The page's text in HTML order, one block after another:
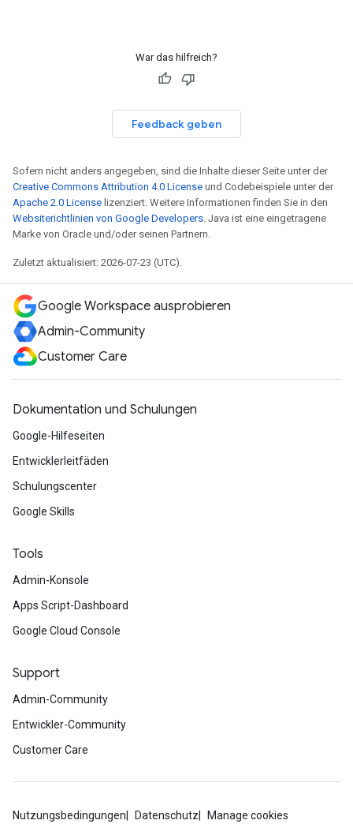
War das hilfreich?
Feedback geben
Sofern nicht anders angegeben, sind die Inhalte dieser Seite unter der
Creative Commons Attribution 4.0 License und Codebeispiele unter der
Apache 2.0 License lizenziert. Weitere Informationen finden Sie in den
Websiterichtlinien von Google Developers . Java ist eine eingetragene
Marke von Oracle und/oder seinen Partnern.
Zuletzt aktualisiert: 2026-07-23 (UTC).
Google Workspace ausprobieren
Admin-Community
Customer Care
Dokumentation und Schulungen
Google-Hilfeseiten
Entwicklerleitfäden
Schulungscenter
Google Skills
Tools
Admin-Konsole
Apps Script-Dashboard
Google Cloud Console
Support
Admin-Community
Entwickler-Community
Customer Care
Nutzungsbedingungen Datenschutz Manage cookies